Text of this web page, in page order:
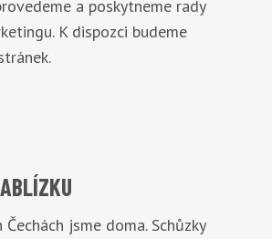
a poskytneme rady
K dispozci budeme
jsme doma. Schůzky